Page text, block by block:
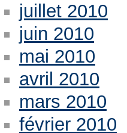
juillet 2010
juin 2010
mai 2010
avril 2010
mars 2010
février 2010